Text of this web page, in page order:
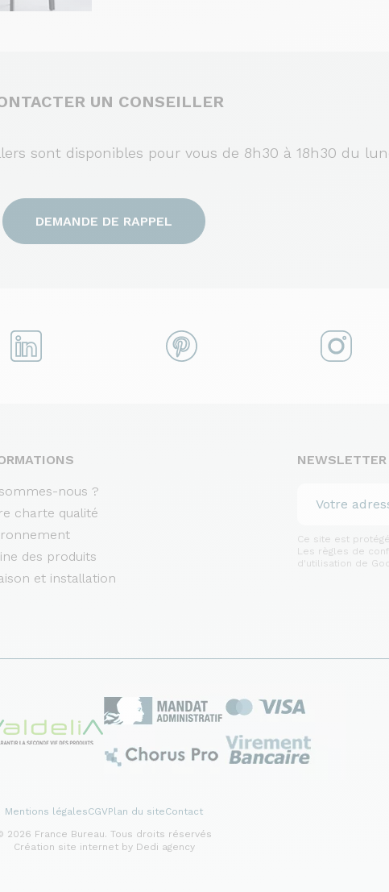
UN CONSEILLER
sont disponibles pour vous de 8h30 à 18h30 du
DEMANDE DE RAPPEL
NEWSLETTER
Ce site est protégé
Les règles de
d'utilisation de
nous ?
charte qualité
des produits
et installation
Mentions légalesCGVPlan du siteContact
2026 France Bureau. Tous droits réservés
Création site internet by Dedi agency